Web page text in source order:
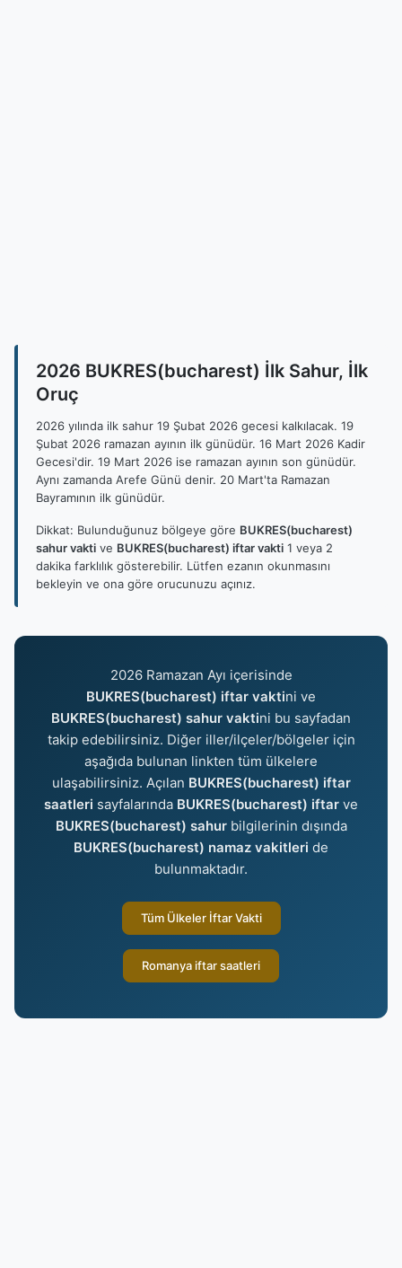
2026 BUKRES(bucharest) İlk Sahur, İlk
Oruç
2026 yılında ilk sahur 19 Şubat 2026 gecesi kalkılacak. 19
Şubat 2026 ramazan ayının ilk günüdür. 16 Mart 2026 Kadir
Gecesi'dir. 19 Mart 2026 ise ramazan ayının son günüdür.
Aynı zamanda Arefe Günü denir. 20 Mart'ta Ramazan
Bayramının ilk günüdür.
Dikkat: Bulunduğunuz bölgeye göre BUKRES(bucharest)
sahur vakti ve BUKRES(bucharest) iftar vakti 1 veya 2
dakika farklılık gösterebilir. Lütfen ezanın okunmasını
bekleyin ve ona göre orucunuzu açınız.
2026 Ramazan Ayı içerisinde
BUKRES(bucharest) iftar vaktini ve
BUKRES(bucharest) sahur vaktini bu sayfadan
takip edebilirsiniz. Diğer iller/ilçeler/bölgeler için
aşağıda bulunan linkten tüm ülkelere
ulaşabilirsiniz. Açılan BUKRES(bucharest) iftar
saatleri sayfalarında BUKRES(bucharest) iftar ve
BUKRES(bucharest) sahurbilgilerinin dışında
BUKRES(bucharest) namaz vakitleri de
bulunmaktadır.
Tüm Ülkeler İftar Vakti
Romanya iftar saatleri